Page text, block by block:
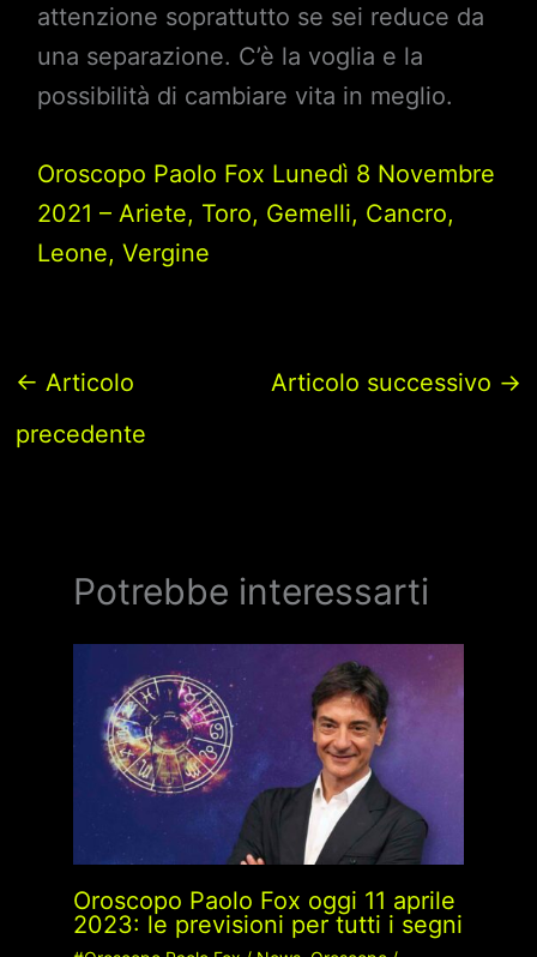
attenzione soprattutto se sei reduce da
una separazione. C’è la voglia e la
possibilità di cambiare vita in meglio.
Oroscopo Paolo Fox Lunedì 8 Novembre
2021 – Ariete, Toro, Gemelli, Cancro,
Leone, Vergine
← Articolo
precedente
Articolo successivo →
Potrebbe interessarti
Oroscopo Paolo Fox oggi 11 aprile
2023: le previsioni per tutti i segni